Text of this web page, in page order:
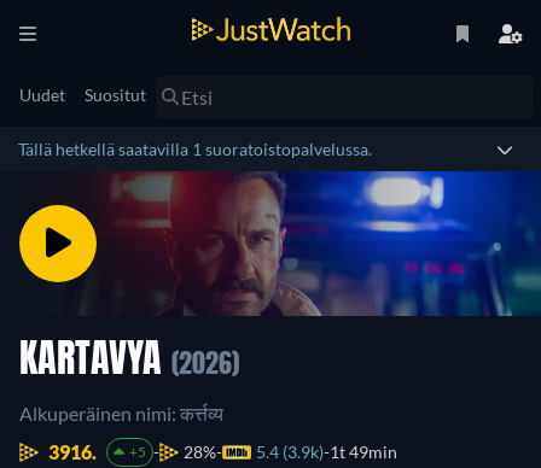
Uudet Suositut
Tällä hetkellä saatavilla 1 suoratoistopalvelussa.
KARTAVYA (2026)
Alkuperäinen nimi: कर्त्तव्य
3916.
+5 28% 5.4 (3.9k) 1t 49min